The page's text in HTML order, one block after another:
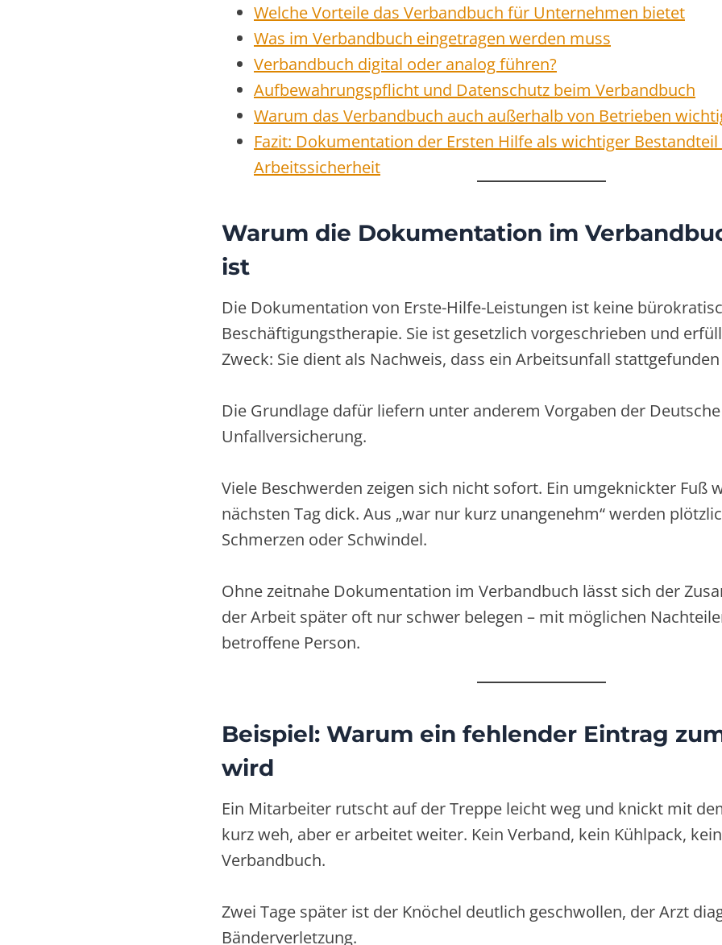
Welche Vorteile das Verbandbuch für Unternehmen bietet
Was im Verbandbuch eingetragen werden muss
Verbandbuch digital oder analog führen?
Aufbewahrungspflicht und Datenschutz beim Verbandbuch
Warum das Verbandbuch auch außerhalb von Betrieben
Fazit: Dokumentation der Ersten Hilfe als wichtiger
Arbeitssicherheit
Warum die Dokumentation im
ist
Die Dokumentation von Erste-Hilfe-Leistungen ist keine
Beschäftigungstherapie. Sie ist gesetzlich vorgeschrieben und
Zweck: Sie dient als Nachweis, dass ein Arbeitsunfall
Die Grundlage dafür liefern unter anderem Vorgaben der
Unfallversicherung.
Viele Beschwerden zeigen sich nicht sofort. Ein umgeknickter Fuß
nächsten Tag dick. Aus „war nur kurz unangenehm“ werden
Schmerzen oder Schwindel.
Ohne zeitnahe Dokumentation im Verbandbuch lässt sich der
der Arbeit später oft nur schwer belegen – mit möglichen
betroffene Person.
Beispiel: Warum ein fehlender Eintrag
wird
Ein Mitarbeiter rutscht auf der Treppe leicht weg und knickt mit
kurz weh, aber er arbeitet weiter. Kein Verband, kein Kühlpack,
Verbandbuch.
Zwei Tage später ist der Knöchel deutlich geschwollen, der Arzt
Bänderverletzung.